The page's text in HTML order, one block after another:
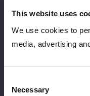
This website uses
We use cookies to
media, advertising
Selection
Necessary